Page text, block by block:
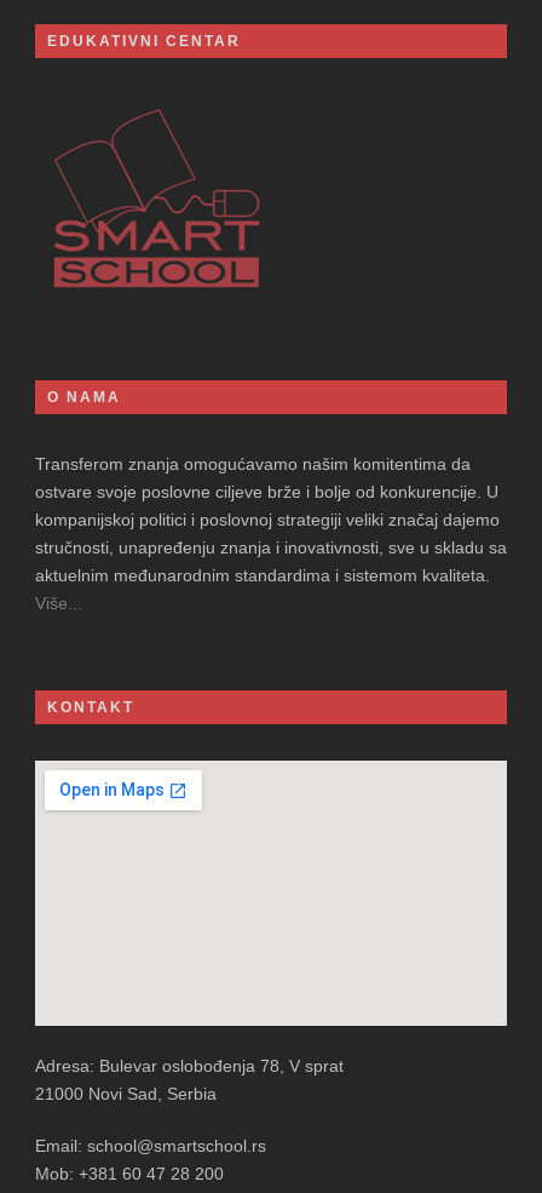
EDUKATIVNI CENTAR
O NAMA
Transferom znanja omogućavamo našim komitentima da
ostvare svoje poslovne ciljeve brže i bolje od konkurencije. U
kompanijskoj politici i poslovnoj strategiji veliki značaj dajemo
stručnosti, unapređenju znanja i inovativnosti, sve u skladu sa
aktuelnim međunarodnim standardima i sistemom kvaliteta.
Više...
KONTAKT
Adresa: Bulevar oslobođenja 78, V sprat
21000 Novi Sad, Serbia
Email: school@smartschool.rs
Mob: +381 60 47 28 200